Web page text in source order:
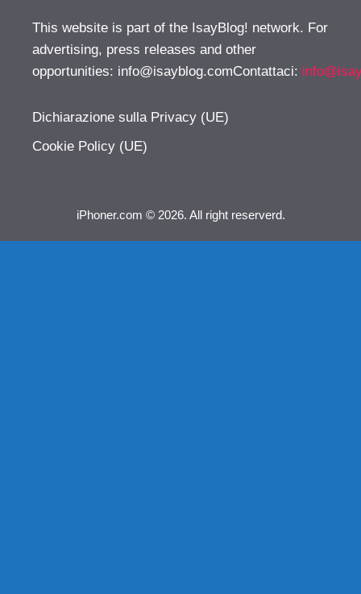
This website is part of the IsayBlog! network. For
advertising, press releases and other
opportunities: info@isayblog.comContattaci:
Dichiarazione sulla Privacy (UE)
Cookie Policy (UE)
iPhoner.com © 2026. All right reserverd.